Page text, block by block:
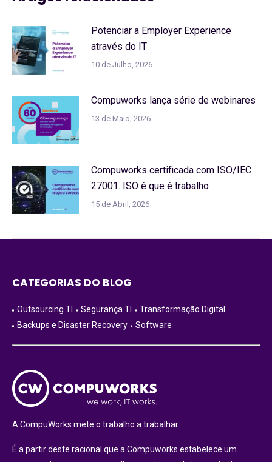
Potenciar a Employer Experience
através do IT
10 de Julho, 2026
Compuworks lança série de webinares
13 de Maio, 2026
Compuworks certificada com ISO/IEC
27001. ISO é que é trabalho
15 de Abril, 2026
CATEGORIAS DO BLOG
Outsourcing TI Segurança TI
Transformação Digital
Backups e Disaster Recovery
Software
A CompuWorks mete o trabalho a trabalhar.
É a partir deste racional que a Compuworks estabelece um